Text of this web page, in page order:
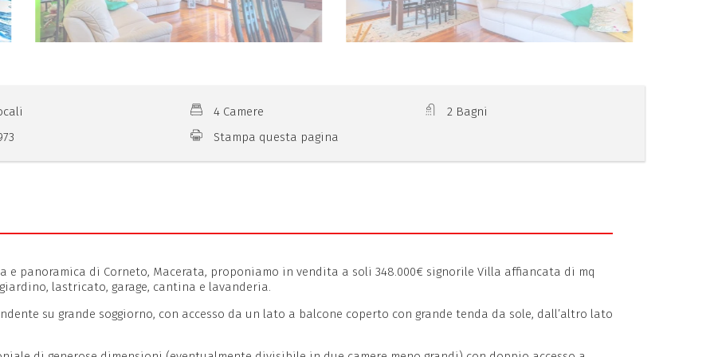
4 Camere
2 Bagni
Stampa questa pagina
e panoramica di Corneto, Macerata, proponiamo in vendita a soli 348.000€ signorile Villa affiancata di mq
lastricato, garage, cantina e lavanderia.
su grande soggiorno, con accesso da un lato a balcone coperto con grande tenda da sole, dall’altro lato